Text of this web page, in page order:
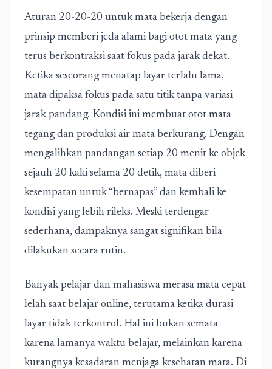
Aturan 20-20-20 untuk mata bekerja dengan
prinsip memberi jeda alami bagi otot mata yang
terus berkontraksi saat fokus pada jarak dekat.
Ketika seseorang menatap layar terlalu lama,
mata dipaksa fokus pada satu titik tanpa variasi
jarak pandang. Kondisi ini membuat otot mata
tegang dan produksi air mata berkurang. Dengan
mengalihkan pandangan setiap 20 menit ke objek
sejauh 20 kaki selama 20 detik, mata diberi
kesempatan untuk “bernapas” dan kembali ke
kondisi yang lebih rileks. Meski terdengar
sederhana, dampaknya sangat signifikan bila
dilakukan secara rutin.
Banyak pelajar dan mahasiswa merasa mata cepat
lelah saat belajar online, terutama ketika durasi
layar tidak terkontrol. Hal ini bukan semata
karena lamanya waktu belajar, melainkan karena
kurangnya kesadaran menjaga kesehatan mata. Di